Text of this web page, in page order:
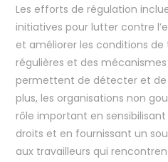
Les efforts de régulation
initiatives pour lutter contre
et améliorer les conditions de
régulières et des
permettent de détecter et de
plus, les organisations non
rôle important en
droits et en fournissant un
aux travailleurs qui